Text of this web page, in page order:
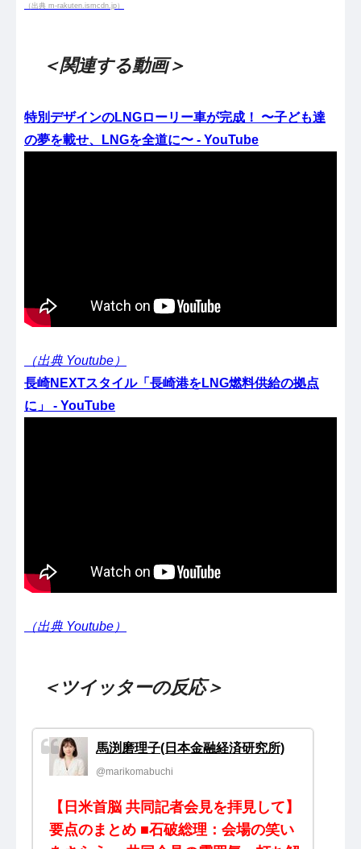
（出典 m-rakuten.ismcdn.jp）
＜関連する動画＞
特別デザインのLNGローリー車が完成！ 〜子ども達
の夢を載せ、LNGを全道に〜 - YouTube
（出典 Youtube）
長崎NEXTスタイル「長崎港をLNG燃料供給の拠点
に」 - YouTube
（出典 Youtube）
＜ツイッターの反応＞
馬渕磨理子(日本金融経済研究所)
@marikomabuchi
【日米首脳 共同記者会見を拝見して】
要点のまとめ ■石破総理：会場の笑い